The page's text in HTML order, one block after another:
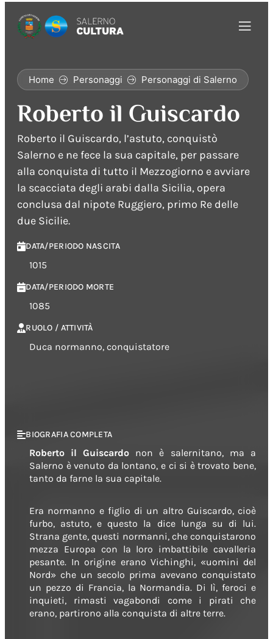
Home Personaggi Personaggi di Salerno
Roberto il Guiscardo
Roberto il Guiscardo, l’astuto, conquistò
Salerno e ne fece la sua capitale, per passare
alla conquista di tutto il Mezzogiorno e avviare
la scacciata degli arabi dalla Sicilia, opera
conclusa dal nipote Ruggiero, primo Re delle
due Sicilie.
DATA/PERIODO NASCITA
1015
DATA/PERIODO MORTE
1085
RUOLO / ATTIVITÀ
Duca normanno, conquistatore
BIOGRAFIA COMPLETA
Roberto il Guiscardo non è salernitano, ma a
Salerno è venuto da lontano, e ci si è trovato bene,
tanto da farne la sua capitale.
Era normanno e figlio di un altro Guiscardo, cioè
furbo, astuto, e questo la dice lunga su di lui.
Strana gente, questi normanni, che conquistarono
mezza Europa con la loro imbattibile cavalleria
pesante. In origine erano Vichinghi, «uomini del
Nord» che un secolo prima avevano conquistato
un pezzo di Francia, la Normandia. Di lì, feroci e
inquieti, rimasti vagabondi come i pirati che
erano, partirono alla conquista di altre terre.